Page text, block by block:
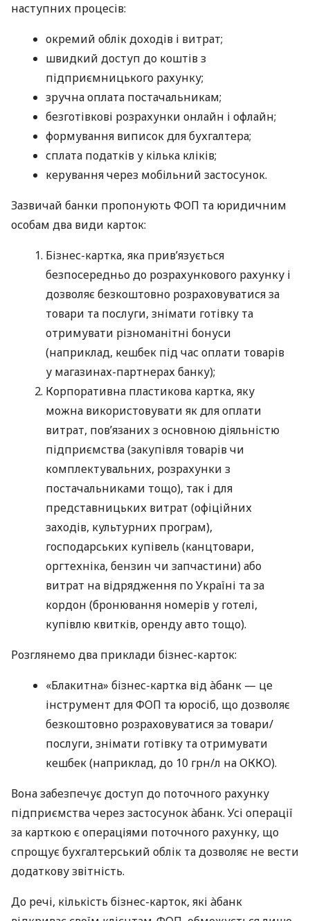
наступних процесів:
окремий облік доходів і витрат;
швидкий доступ до коштів з
підприємницького рахунку;
зручна оплата постачальникам;
безготівкові розрахунки онлайн і офлайн;
формування виписок для бухгалтера;
сплата податків у кілька кліків;
керування через мобільний застосунок.
Зазвичай банки пропонують ФОП та юридичним
особам два види карток:
Бізнес-картка, яка прив’язується
безпосередньо до розрахункового рахунку і
дозволяє безкоштовно розраховуватися за
товари та послуги, знімати готівку та
отримувати різноманітні бонуси
(наприклад, кешбек під час оплати товарів
у магазинах-партнерах банку);
Корпоративна пластикова картка, яку
можна використовувати як для оплати
витрат, пов’язаних з основною діяльністю
підприємства (закупівля товарів чи
комплектувальних, розрахунки з
постачальниками тощо), так і для
представницьких витрат (офіційних
заходів, культурних програм),
господарських купівель (канцтовари,
оргтехніка, бензин чи запчастини) або
витрат на відрядження по Україні та за
кордон (бронювання номерів у готелі,
купівлю квитків, оренду авто тощо).
Розглянемо два приклади бізнес-карток:
«Блакитна» бізнес-картка від àбанк — це
інструмент для ФОП та юросіб, що дозволяє
безкоштовно розраховуватися за товари/
послуги, знімати готівку та отримувати
кешбек (наприклад, до 10 грн/л на ОККО).
Вона забезпечує доступ до поточного рахунку
підприємства через застосунок àбанк. Усі операції
за карткою є операціями поточного рахунку, що
спрощує бухгалтерський облік та дозволяє не вести
додаткову звітність.
До речі, кількість бізнес-карток, які àбанк